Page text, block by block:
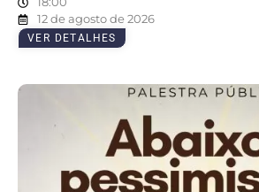
12 de agosto de 2026
VER DETALHES